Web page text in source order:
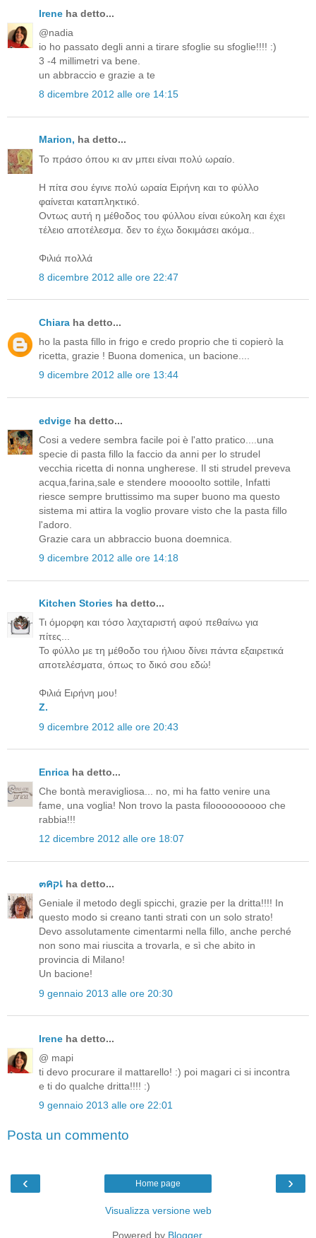
Irene ha detto...
@nadia
io ho passato degli anni a tirare sfoglie su sfoglie!!!! :)
3 -4 millimetri va bene.
un abbraccio e grazie a te
8 dicembre 2012 alle ore 14:15
Μarion, ha detto...
To πράσο όπου κι αν μπει είναι πολύ ωραίο.
Η πίτα σου έγινε πολύ ωραία Ειρήνη και το φύλλο
φαίνεται καταπληκτικό.
Οντως αυτή η μέθοδος του φύλλου είναι εύκολη και έχει
τέλειο αποτέλεσμα. δεν το έχω δοκιμάσει ακόμα..
Φιλιά πολλά
8 dicembre 2012 alle ore 22:47
Chiara ha detto...
ho la pasta fillo in frigo e credo proprio che ti copierò la
ricetta, grazie ! Buona domenica, un bacione....
9 dicembre 2012 alle ore 13:44
edvige ha detto...
Cosi a vedere sembra facile poi è l'atto pratico....una
specie di pasta fillo la faccio da anni per lo strudel
vecchia ricetta di nonna ungherese. Il sti strudel preveva
acqua,farina,sale e stendere moooolto sottile, Infatti
riesce sempre bruttissimo ma super buono ma questo
sistema mi attira la voglio provare visto che la pasta fillo
l'adoro.
Grazie cara un abbraccio buona doemnica.
9 dicembre 2012 alle ore 14:18
Kitchen Stories ha detto...
Τι όμορφη και τόσο λαχταριστή αφού πεθαίνω για
πίτες...
Το φύλλο με τη μέθοδο του ήλιου δίνει πάντα εξαιρετικά
αποτελέσματα, όπως το δικό σου εδώ!
Φιλιά Ειρήνη μου!
Z.
9 dicembre 2012 alle ore 20:43
Enrica ha detto...
Che bontà meravigliosa... no, mi ha fatto venire una
fame, una voglia! Non trovo la pasta filoooooooooo che
rabbia!!!
12 dicembre 2012 alle ore 18:07
๓คקเ ha detto...
Geniale il metodo degli spicchi, grazie per la dritta!!!! In
questo modo si creano tanti strati con un solo strato!
Devo assolutamente cimentarmi nella fillo, anche perché
non sono mai riuscita a trovarla, e sì che abito in
provincia di Milano!
Un bacione!
9 gennaio 2013 alle ore 20:30
Irene ha detto...
@ mapi
ti devo procurare il mattarello! :) poi magari ci si incontra
e ti do qualche dritta!!!! :)
9 gennaio 2013 alle ore 22:01
Posta un commento
‹ ›
Home page
Visualizza versione web
Powered by Blogger.